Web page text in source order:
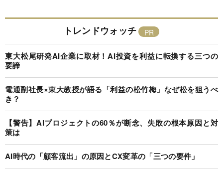
トレンドウォッチ
東大松尾研発AI企業に取材！AI投資を利益に転換する三つの
要諦
電通副社長×東大教授が語る「利益の松竹梅」なぜ松を狙うべ
き？
【警告】AIプロジェクトの60％が断念、失敗の根本原因と対
策は
AI時代の「顧客流出」の原因とCX変革の「三つの要件」